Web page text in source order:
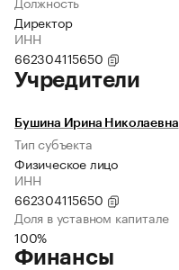
Директор
ИНН
662304115650
Учредители
Бушина Ирина Николаевна
Тип субъекта
Физическое лицо
ИНН
662304115650
Доля в уставном капитале
100%
Финансы